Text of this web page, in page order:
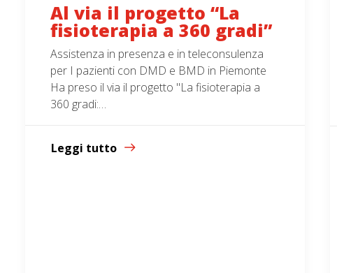
Al via il progetto “La
fisioterapia a 360 gradi”
Assistenza in presenza e in teleconsulenza
per I pazienti con DMD e BMD in Piemonte
Ha preso il via il progetto "La fisioterapia a
360 gradi:…
Leggi tutto